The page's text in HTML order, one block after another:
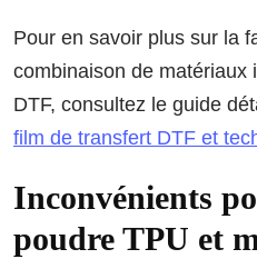
Pour en savoir plus sur la
combinaison de matériaux
DTF, consultez le guide
film de transfert DTF et
Inconvénients
poudre TPU et